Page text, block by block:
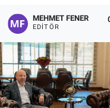
MEHMET FENER
EDITÖR